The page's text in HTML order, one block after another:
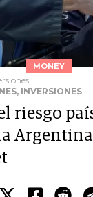
MONEY
INVERSIONES
riesgo